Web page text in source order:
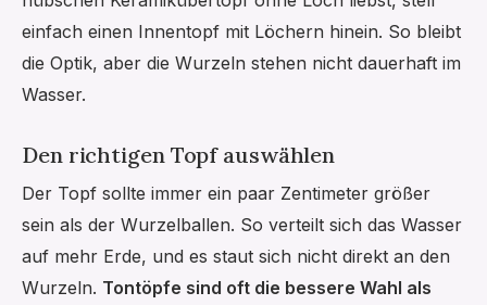
einfach einen Innentopf mit Löchern hinein. So bleibt
die Optik, aber die Wurzeln stehen nicht dauerhaft im
Wasser.
Den richtigen Topf auswählen
Der Topf sollte immer ein paar Zentimeter größer
sein als der Wurzelballen. So verteilt sich das Wasser
auf mehr Erde, und es staut sich nicht direkt an den
Wurzeln. Tontöpfe sind oft die bessere Wahl als